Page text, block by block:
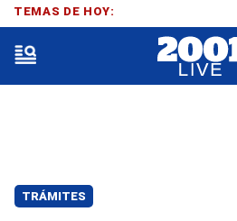
TRÁMITES
TEMAS DE HOY: